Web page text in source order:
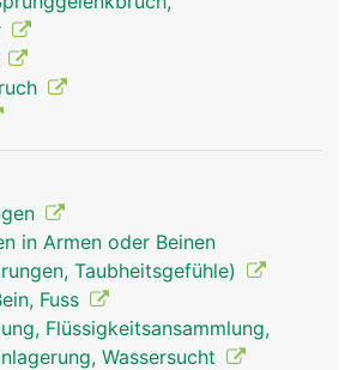
Unterschenkel
in Armen oder Beinen
Taubheitsgefühle)
Fuss
Flüssigkeitsansammlung,
Wassersucht